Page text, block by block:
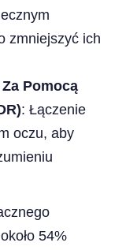
zmniejszyć ich
Pomocą
: Łączenie
oczu, aby
54%